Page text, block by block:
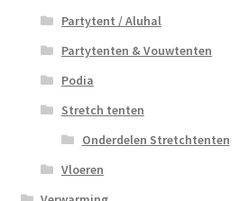
Partytent / Aluhal
Partytenten & Vouwtenten
Podia
Stretch tenten
Onderdelen Stretchtenten
Vloeren